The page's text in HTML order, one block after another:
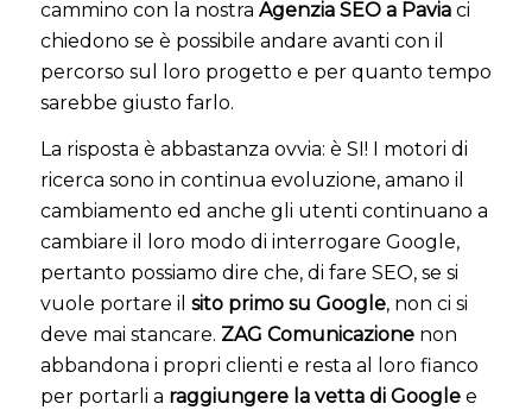
cammino con la nostra Agenzia SEO a Pavia ci
chiedono se è possibile andare avanti con il
percorso sul loro progetto e per quanto tempo
sarebbe giusto farlo.
La risposta è abbastanza ovvia: è SI! I motori di
ricerca sono in continua evoluzione, amano il
cambiamento ed anche gli utenti continuano a
cambiare il loro modo di interrogare Google,
pertanto possiamo dire che, di fare SEO, se si
vuole portare il sito primo su Google, non ci si
deve mai stancare. ZAG Comunicazionenon
abbandona i propri clienti e resta al loro fianco
per portarli a raggiungere la vetta di Googlee